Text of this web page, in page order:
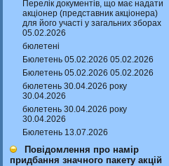
Перелік документів, що має надати
акціонер (представник акціонера)
для його участі у загальних зборах
05.02.2026
бюлетені
Бюлетень 05.02.2026 05.02.2026
Бюлетень 05.02.2026 05.02.2026
бюлетень 30.04.2026 року
30.04.2026
бюлетень 30.04.2026 року
30.04.2026
Бюлетень 13.07.2026
Повідомлення про намір
придбання значного пакету акцій